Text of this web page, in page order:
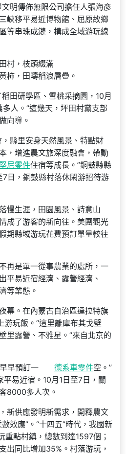
明傳佈無限公司擔任人張海彥
峽移平易近博物館、屈原故鄉
等串珠成鏈，構成全域游玩線
村，枝頭綴滿
黃柿，田疇稻浪層疊。
田研學區、雪桃采摘園，10月
人。”這幾天，坪田村黨支部
向導。
縣里安身天然風景、特點財
，增進農文旅深度融會，帶動
尼零件住宿等成長。”銅鼓縣縣
7日，銅鼓縣村落休閑游招待游
慢生涯，田園風景、詩意山
成了游客的新向往。美團觀光
期縣域游玩花費預訂單量較往
再是單一從事農業的處所，一
平易近宿經濟、露營經濟、
等業態。
幕。在內蒙古自治區達拉特旗
游玩飯。“這里離庫布其戈壁
里露營、不雅星。”來自北京的
早預訂一 德系車零件空。”
易近宿。10月1日至7日，關
8000多人次。
新供應發明新需求，開釋農文
數效應”。“十四五”時代，我國新
重點村鎮，總數到達1597個；
出同比增加35%。村落游玩，